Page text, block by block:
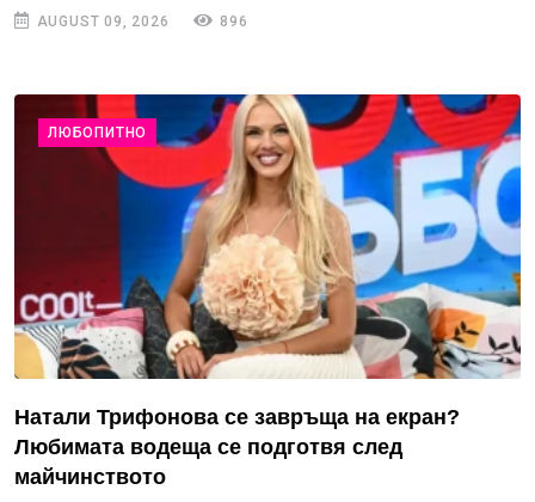
AUGUST 09, 2026 896
ЛЮБОПИТНО
Натали Трифонова се завръща на екран?
Любимата водеща се подготвя след
майчинството